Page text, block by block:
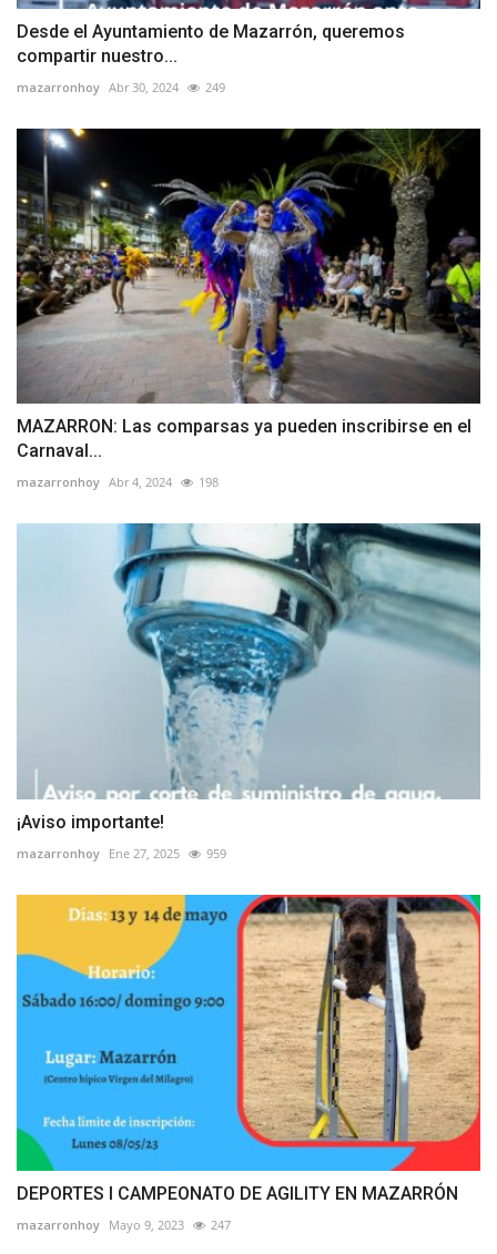
Desde el Ayuntamiento de Mazarrón, queremos
compartir nuestro...
mazarronhoy Abr 30, 2024 249
MAZARRON: Las comparsas ya pueden inscribirse en el
Carnaval...
mazarronhoy Abr 4, 2024 198
¡Aviso importante!
mazarronhoy Ene 27, 2025 959
DEPORTES I CAMPEONATO DE AGILITY EN MAZARRÓN
mazarronhoy Mayo 9, 2023 247